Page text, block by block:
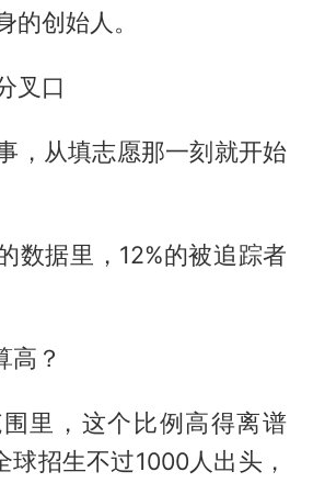
的创始人。
叉口
，从填志愿那一刻就开始
数据里，12%的被追踪者
高？
里，这个比例高得离谱
招生不过1000人出头，